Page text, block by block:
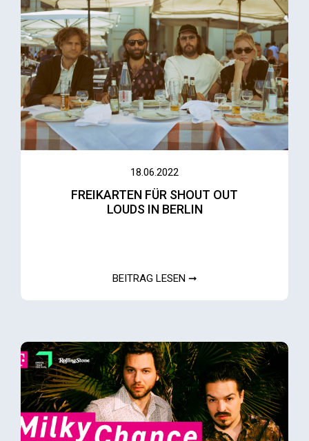
18.06.2022
FREIKARTEN FÜR SHOUT OUT
LOUDS IN BERLIN
BEITRAG LESEN ➞